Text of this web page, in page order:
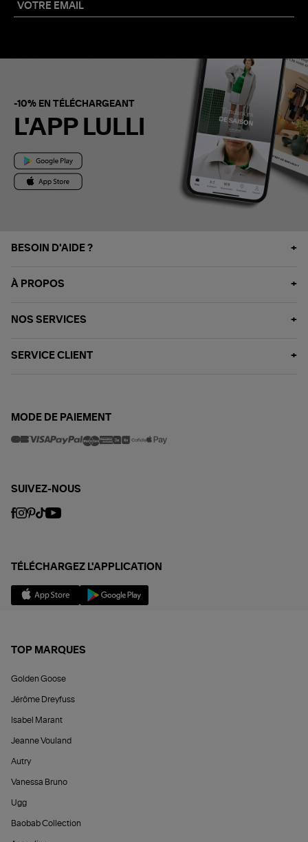
-10% EN TÉLÉCHARGEANT
L'APP LULLI
BESOIN D'AIDE ?
À PROPOS
NOS SERVICES
SERVICE CLIENT
MODE DE PAIEMENT
SUIVEZ-NOUS
TÉLÉCHARGEZ L'APPLICATION
TOP MARQUES
Golden Goose
Jérôme Dreyfuss
Isabel Marant
Jeanne Vouland
Autry
Vanessa Bruno
Ugg
Baobab Collection